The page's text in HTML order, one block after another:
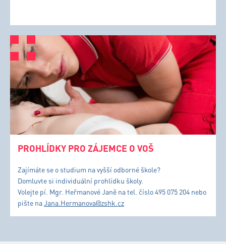
PROHLÍDKY PRO ZÁJEMCE O VOŠ
Zajímáte se o studium na vyšší odborné škole?
Domluvte si individuální prohlídku školy.
Volejte pí. Mgr. Heřmanové Janě na tel. číslo 495 075 204 nebo
pište naJana.Hermanova@zshk.cz